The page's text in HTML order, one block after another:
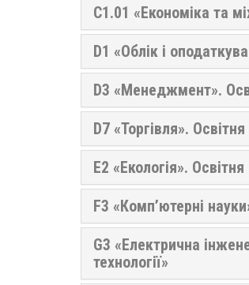
C1.01 «Економіка та
D1 «Облік і
D3 «Менеджмент».
D7 «Торгівля».
E2 «Екологія».
F3 «Комп’ютерні
G3 «Електрична
технології»